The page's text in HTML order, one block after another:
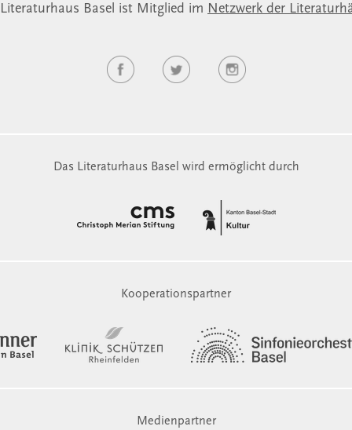
Basel ist Mitglied im Netzwerk der
Das Literaturhaus Basel wird ermöglicht durch
Kooperationspartner
Medienpartner